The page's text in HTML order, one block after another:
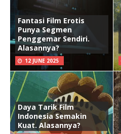
Fantasi Film Erotis
Punya Segmen
Penggemar Sendiri.
Alasannya?
12 JUNE 2025
Daya Tarik Film
Indonesia Semakin
Kuat. Alasannya?